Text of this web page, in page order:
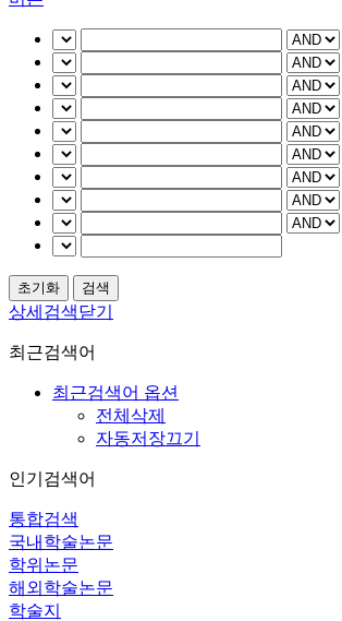
상세검색닫기
최근검색어
최근검색어 옵션
전체삭제
자동저장끄기
인기검색어
통합검색
국내학술논문
학위논문
해외학술논문
학술지